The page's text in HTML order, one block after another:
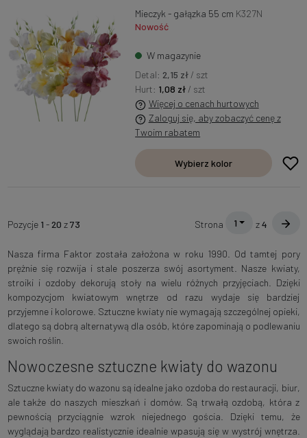
Mieczyk - gałązka 55 cm K327N
Nowość
W magazynie
Detal: 2,15 zł / szt
Hurt: 1,08 zł / szt
Więcej o cenach hurtowych
Zaloguj się, aby zobaczyć cenę z
Twoim rabatem
Wybierz kolor
Pozycje 1 -20 z73 Strona 1 z4
Nasza firma Faktor została założona w roku 1990. Od tamtej pory
prężnie się rozwija i stale poszerza swój asortyment. Nasze kwiaty,
stroiki i ozdoby dekorują stoły na wielu różnych przyjęciach. Dzięki
kompozycjom kwiatowym wnętrze od razu wydaje się bardziej
przyjemne i kolorowe. Sztuczne kwiaty nie wymagają szczególnej opieki,
dlatego są dobrą alternatywą dla osób, które zapominają o podlewaniu
swoich roślin.
Nowoczesne sztuczne kwiaty do wazonu
Sztuczne kwiaty do wazonu są idealne jako ozdoba do restauracji, biur,
ale także do naszych mieszkań i domów. Są trwałą ozdobą, która z
pewnością przyciągnie wzrok niejednego gościa. Dzięki temu, że
wyglądają bardzo realistycznie idealnie wpasują się w wystrój wnętrza.